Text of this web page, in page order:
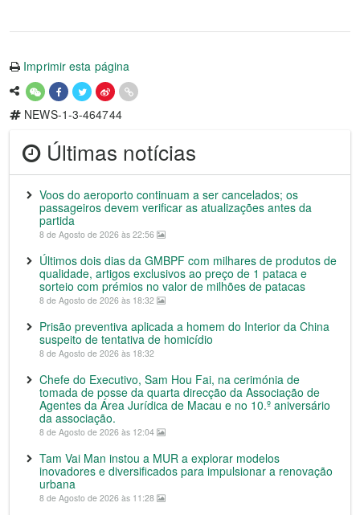
Imprimir esta página
NEWS-1-3-464744
Últimas notícias
Voos do aeroporto continuam a ser cancelados; os
passageiros devem verificar as atualizações antes da
partida
8 de Agosto de 2026 às 22:56
Últimos dois dias da GMBPF com milhares de produtos de
qualidade, artigos exclusivos ao preço de 1 pataca e
sorteio com prémios no valor de milhões de patacas
8 de Agosto de 2026 às 18:32
Prisão preventiva aplicada a homem do Interior da China
suspeito de tentativa de homicídio
8 de Agosto de 2026 às 18:32
Chefe do Executivo, Sam Hou Fai, na cerimónia de
tomada de posse da quarta direcção da Associação de
Agentes da Área Jurídica de Macau e no 10.º aniversário
da associação.
8 de Agosto de 2026 às 12:04
Tam Vai Man instou a MUR a explorar modelos
inovadores e diversificados para impulsionar a renovação
urbana
8 de Agosto de 2026 às 11:28